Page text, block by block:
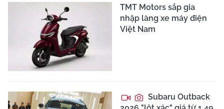
TMT Motors sắp gia
nhập làng xe máy điện
Việt Nam
Subaru Outback